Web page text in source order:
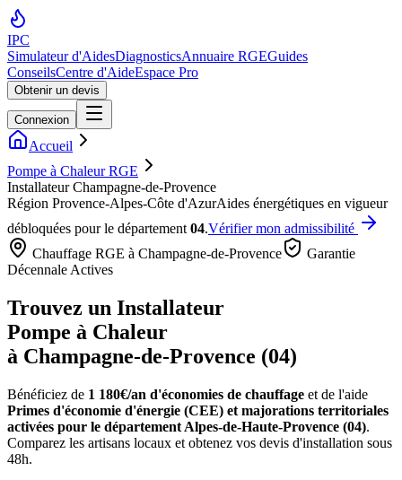
IPC
Simulateur d'AidesDiagnosticsAnnuaire RGEGuides
ConseilsCentre d'AideEspace Pro
Obtenir un devis
Connexion
Accueil
Pompe à Chaleur RGE
Installateur Champagne-de-Provence
Région Provence-Alpes-Côte d'AzurAides énergétiques en vigueur
débloquées pour le département 04.Vérifier mon admissibilité
Chauffage RGE à Champagne-de-Provence
Garantie
Décennale Actives
Trouvez un Installateur
Pompe à Chaleur
à Champagne-de-Provence (04)
Bénéficiez de 1 180€/an d'économies de chauffage et de l'aide
Primes d'économie d'énergie (CEE) et majorations territoriales
activées pour le département Alpes-de-Haute-Provence (04).
Comparez les artisans locaux et obtenez vos devis d'installation sous
48h.